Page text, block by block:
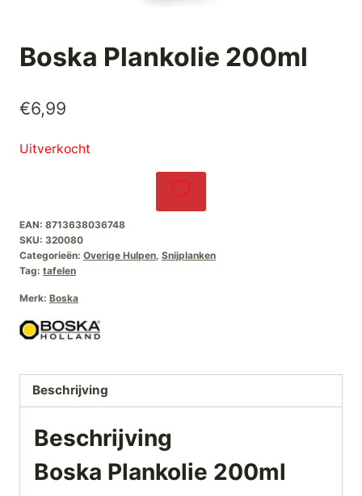
Boska Plankolie 200ml
€6,99
Uitverkocht
EAN: 8713638036748
SKU: 320080
Categorieën: Overige Hulpen, Snijplanken
Tag: tafelen
Merk: Boska
Beschrijving
Beschrijving
Boska Plankolie 200ml